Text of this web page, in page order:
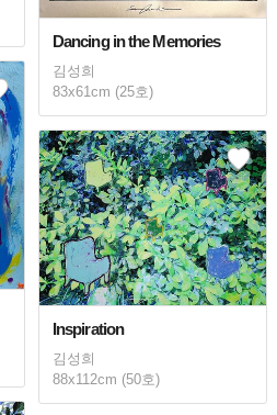
Dancing in the Memories
김성희
83x61cm (25호)
Inspiration
김성희
88x112cm (50호)